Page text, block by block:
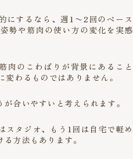
にするなら、週1〜2回のペース
勢や筋肉の使い方の変化を実感
肉のこわばりが背景にあること
わるものではありません。
合いやすいと考えられます。
スタジオ、もう1回は自宅で軽め
方法もあります。